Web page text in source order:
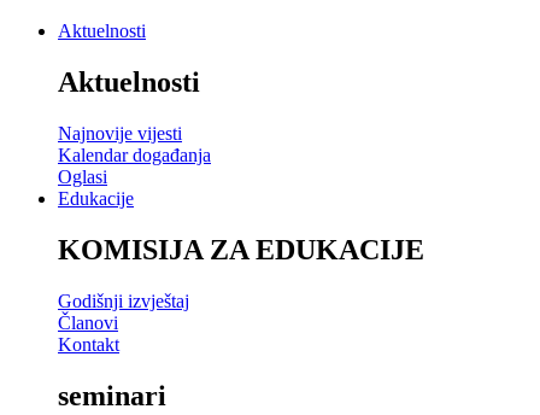
Aktuelnosti
Aktuelnosti
Najnovije vijesti
Kalendar događanja
Oglasi
Edukacije
KOMISIJA ZA EDUKACIJE
Godišnji izvještaj
Članovi
Kontakt
seminari